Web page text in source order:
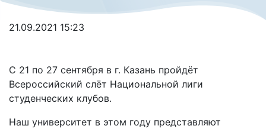
21.09.2021 15:23
С 21 по 27 сентября в г. Казань пройдёт
Всероссийский слёт Национальной лиги
студенческих клубов.
Наш университет в этом году представляют